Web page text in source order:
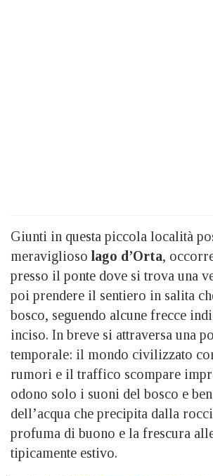
Giunti in questa piccola località
meraviglioso lago d’Orta,
presso il ponte dove si trova una
poi prendere il sentiero in salita
bosco, seguendo alcune frecce
inciso. In breve si attraversa una
temporale: il mondo civilizzato
rumori e il traffico scompare
odono solo i suoni del bosco e
dell’acqua che precipita dalla
profuma di buono e la frescura
tipicamente estivo.